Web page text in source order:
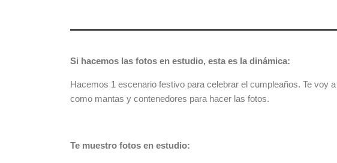
Si hacemos las fotos en estudio, esta es la dinámica:
Hacemos 1 escenario festivo para celebrar el cumpleaños. Te
como mantas y contenedores para hacer las fotos.
Te muestro fotos en estudio: